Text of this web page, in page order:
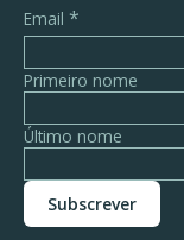
Email *
Primeiro nome
Último nome